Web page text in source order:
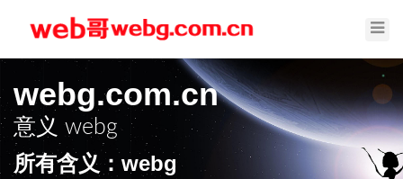
webg.com.cn
意义webg
所有含义：webg